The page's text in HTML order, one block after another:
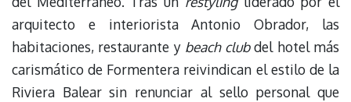
arquitecto e interiorista Antonio Obrador, las
habitaciones, restaurante y beach clubdel hotel más
carismático de Formentera reivindican el estilo de la
Riviera Balear sin renunciar al sello personal que